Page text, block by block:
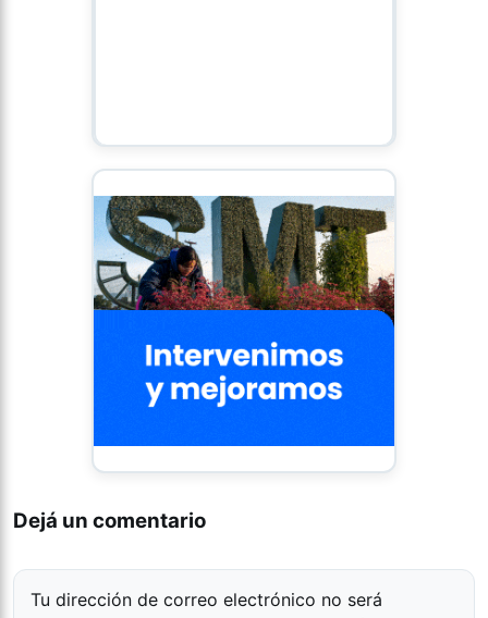
Dejá un comentario
Tu dirección de correo electrónico no será